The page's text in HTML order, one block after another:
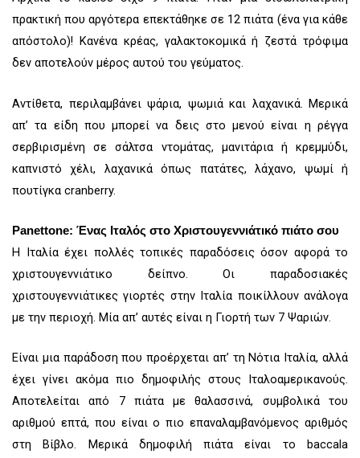
πρακτική που αργότερα επεκτάθηκε σε 12 πιάτα (ένα για κάθε
απόστολο)! Κανένα κρέας, γαλακτοκομικά ή ζεστά τρόφιμα
δεν αποτελούν μέρος αυτού του γεύματος.
Αντίθετα, περιλαμβάνει ψάρια, ψωμιά και λαχανικά. Μερικά
απ’ τα είδη που μπορεί να δεις στο μενού είναι η ρέγγα
σερβιρισμένη σε σάλτσα ντομάτας, μανιτάρια ή κρεμμύδι,
καπνιστό χέλι, λαχανικά όπως πατάτες, λάχανο, ψωμί ή
πουτίγκα cranberry.
Panettone: Ένας Ιταλός στο Χριστουγεννιάτικό πιάτο σου
Η Ιταλία έχει πολλές τοπικές παραδόσεις όσον αφορά το
χριστουγεννιάτικο δείπνο. Οι παραδοσιακές
χριστουγεννιάτικες γιορτές στην Ιταλία ποικίλλουν ανάλογα
με την περιοχή. Μία απ’ αυτές είναι η Γιορτή των 7 Ψαριών.
Είναι μια παράδοση που προέρχεται απ’ τη Νότια Ιταλία, αλλά
έχει γίνει ακόμα πιο δημοφιλής στους Ιταλοαμερικανούς.
Αποτελείται από 7 πιάτα με θαλασσινά, συμβολικά του
αριθμού επτά, που είναι ο πιο επαναλαμβανόμενος αριθμός
στη Βίβλο. Μερικά δημοφιλή πιάτα είναι το baccala